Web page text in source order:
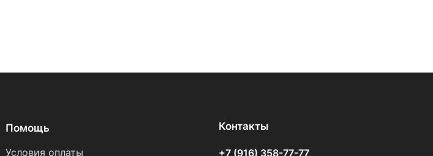
Помощь
Условия оплаты
Контакты
+7 (916) 358-77-77